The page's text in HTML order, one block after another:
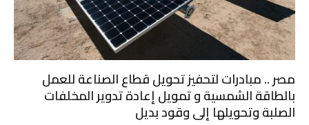
مصر .. مبادرات لتحفيز تحويل قطاع الصناعة للعمل
بالطاقة الشمسية و تمويل إعادة تدوير المخلفات
الصلبة وتحويلها إلى وقود بديل